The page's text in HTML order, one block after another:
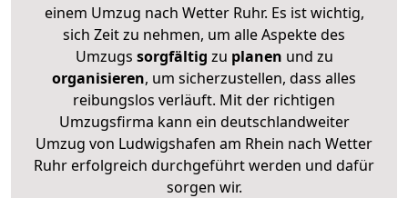
einem Umzug nach Wetter Ruhr. Es ist wichtig,
sich Zeit zu nehmen, um alle Aspekte des
Umzugs sorgfältig zu planen und zu
organisieren, um sicherzustellen, dass alles
reibungslos verläuft. Mit der richtigen
Umzugsfirma kann ein deutschlandweiter
Umzug von Ludwigshafen am Rhein nach Wetter
Ruhr erfolgreich durchgeführt werden und dafür
sorgen wir.